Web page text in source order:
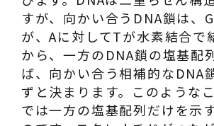
すが、向かい合うDNA鎖は、
が、Aに対してTが水素結合で
から、一方のDNA鎖の塩基配
ば、向かい合う相補的なDNA
ずと決まります。このような
では一方の塩基配列だけを示